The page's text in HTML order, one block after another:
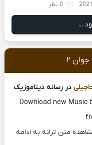
0 نظر
...
۲
در رسانه دیتاموزیک
Download new Music
متن ترانه به ادامه